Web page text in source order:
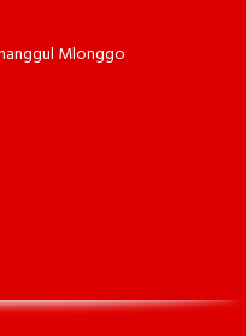
Mlonggo